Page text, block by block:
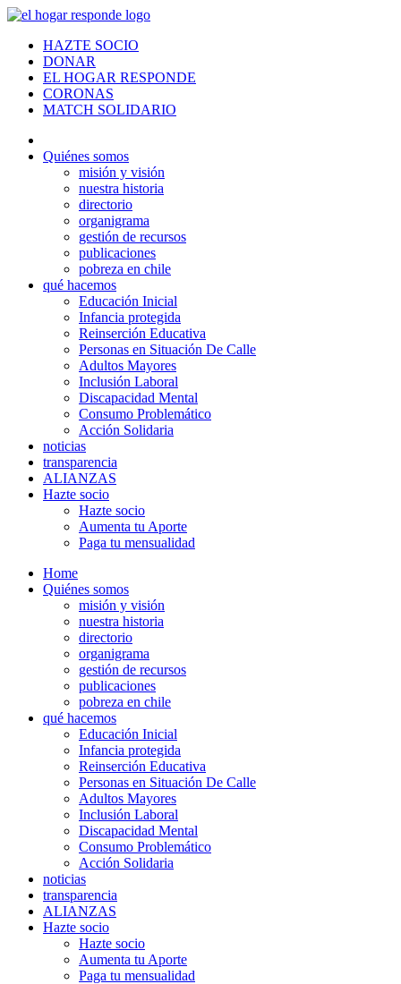
HAZTE SOCIO
DONAR
EL HOGAR RESPONDE
CORONAS
MATCH SOLIDARIO
Quiénes somos
misión y visión
nuestra historia
directorio
organigrama
gestión de recursos
publicaciones
pobreza en chile
qué hacemos
Educación Inicial
Infancia protegida
Reinserción Educativa
Personas en Situación De Calle
Adultos Mayores
Inclusión Laboral
Discapacidad Mental
Consumo Problemático
Acción Solidaria
noticias
transparencia
ALIANZAS
Hazte socio
Hazte socio
Aumenta tu Aporte
Paga tu mensualidad
Home
Quiénes somos
misión y visión
nuestra historia
directorio
organigrama
gestión de recursos
publicaciones
pobreza en chile
qué hacemos
Educación Inicial
Infancia protegida
Reinserción Educativa
Personas en Situación De Calle
Adultos Mayores
Inclusión Laboral
Discapacidad Mental
Consumo Problemático
Acción Solidaria
noticias
transparencia
ALIANZAS
Hazte socio
Hazte socio
Aumenta tu Aporte
Paga tu mensualidad